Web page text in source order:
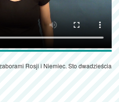
Rosji i Niemiec. Sto dwadzieścia